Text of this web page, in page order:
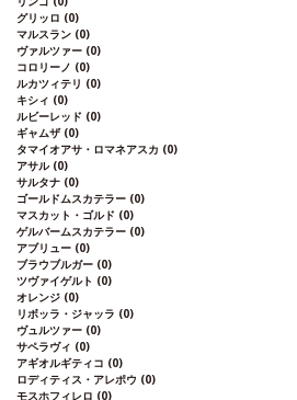
グリッロ (0)
マルスラン (0)
ヴァルツァー (0)
コロリーノ (0)
ルカツィテリ (0)
キシィ (0)
ルビーレッド (0)
ギャムザ (0)
タマイオアサ・ロマネアスカ (0)
アサル (0)
サルタナ (0)
ゴールドムスカテラー (0)
マスカット・ゴルド (0)
ゲルバームスカテラー (0)
アブリュー (0)
ブラウブルガー (0)
ツヴァイゲルト (0)
オレンジ (0)
リボッラ・ジャッラ (0)
ヴュルツァー (0)
サペラヴィ (0)
アギオルギティコ (0)
ロディティス・アレポウ (0)
モスホフィレロ (0)